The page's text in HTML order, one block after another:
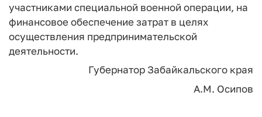
участниками специальной военной операции, на
финансовое обеспечение затрат в целях
осуществления предпринимательской
деятельности.
Губернатор Забайкальского края
А.М. Осипов